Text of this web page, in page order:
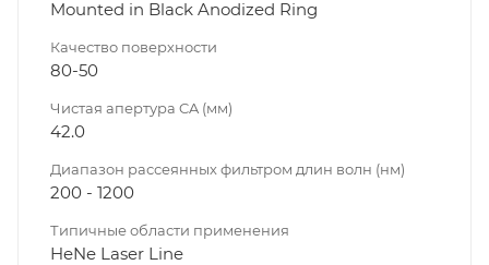
Mounted in Black Anodized Ring
Качество поверхности
80-50
Чистая апертура CA (мм)
42.0
Диапазон рассеянных фильтром длин волн (нм)
200 - 1200
Типичные области применения
HeNe Laser Line